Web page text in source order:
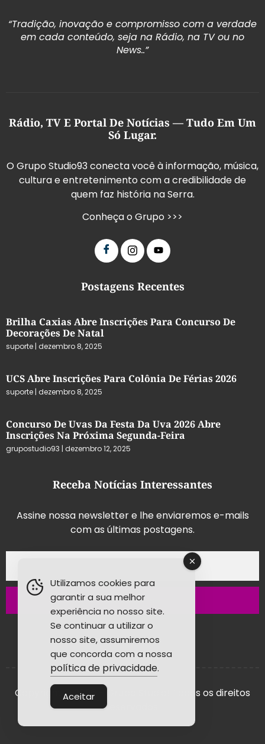
“Tradição, inovação e compromisso com a verdade
em cada conteúdo, seja na Rádio, na TV ou no
News..”
Rádio, TV E Portal De Notícias — Tudo Em Um
Só Lugar.
O Grupo Studio93 conecta você à informação, música,
cultura e entretenimento com a credibilidade de
quem faz história na Serra.
Conheça o Grupo >>>
Postagens Recentes
Brilha Caxias Abre Inscrições Para Concurso De
Decorações De Natal
suporte dezembro 8, 2025
UCS Abre Inscrições Para Colônia De Férias 2026
suporte dezembro 8, 2025
Concurso De Uvas Da Festa Da Uva 2026 Abre
Inscrições Na Próxima Segunda-Feira
grupostudio93 dezembro 12, 2025
Receba Notícias Interessantes
Assine nossa newsletter e lhe enviaremos e-mails
com as últimas postagens.
Inscrever-se
Copyright © 2026 - Grupo Studio! Todos os direitos
reservados.
Utilizamos cookies para
garantir a sua melhor
experiência no nosso site.
Se continuar a utilizar o
nosso site, assumiremos
que concorda com a nossa
política de privacidade.
Aceitar